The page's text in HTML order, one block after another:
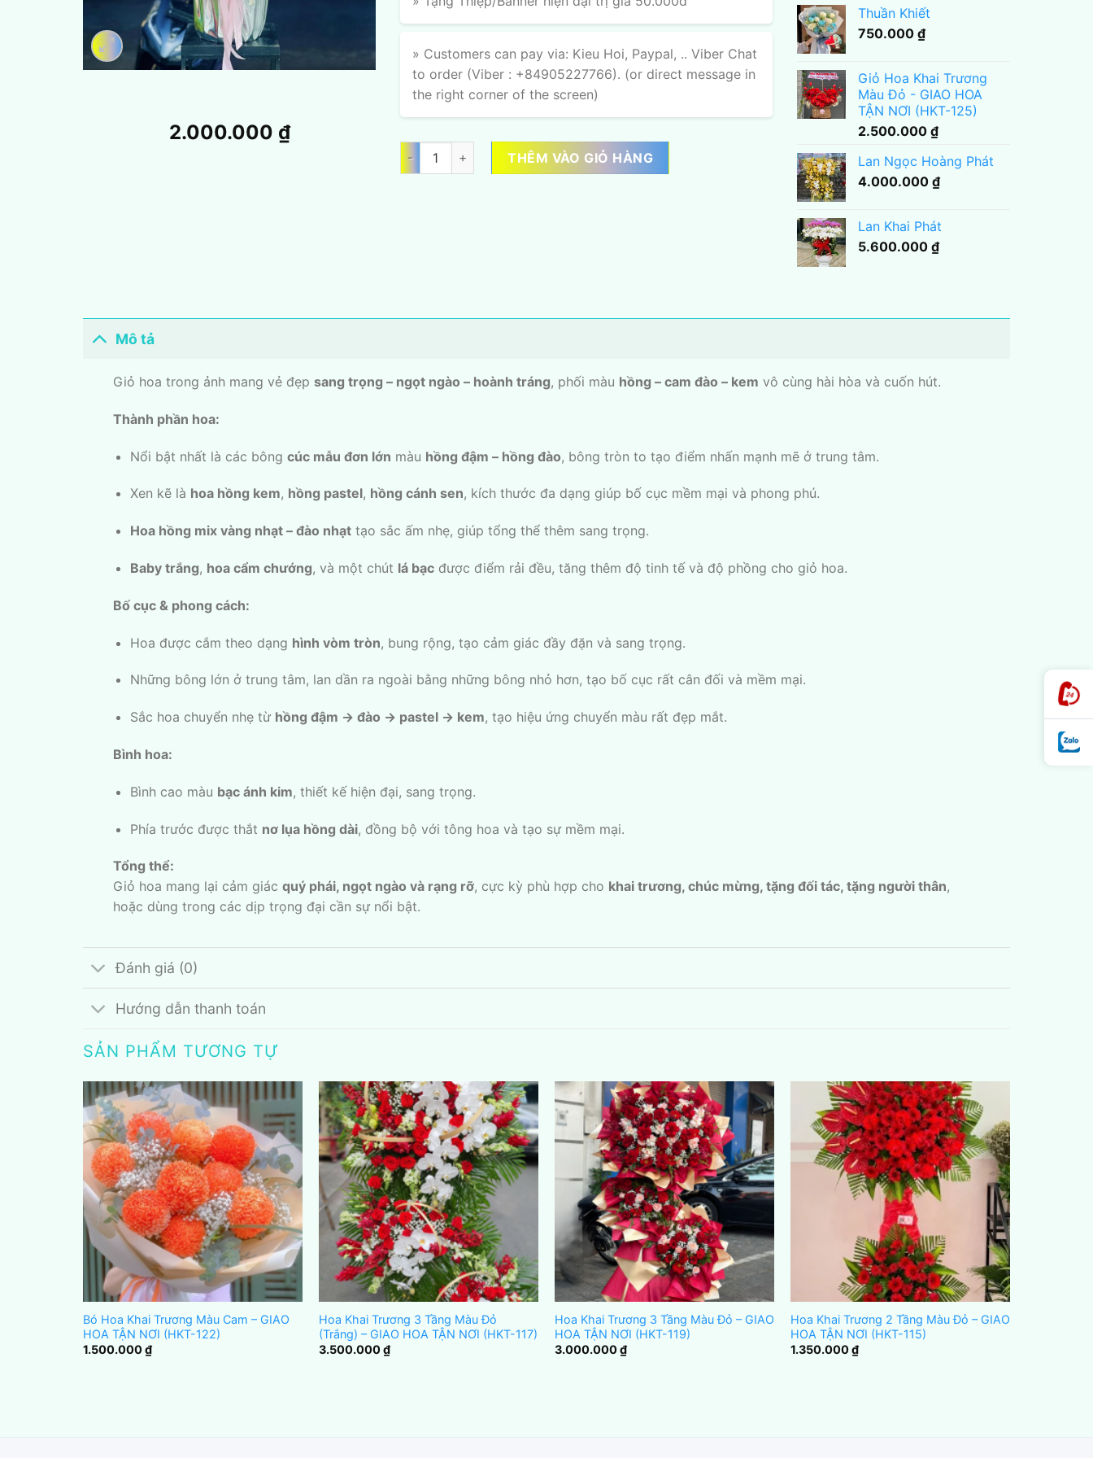
2.000.000 ₫
» Customers can pay via: Kieu Hoi, Paypal, .. Viber Chat
to order (Viber : +84905227766). (or direct message in
the right corner of the screen)
Hương Sắc Đào số lượngTHÊM VÀO GIỎ HÀNG
Thuần Khiết
750.000 ₫
Giỏ Hoa Khai Trương
Màu Đỏ - GIAO HOA
TẬN NƠI (HKT-125)
2.500.000 ₫
Lan Ngọc Hoàng Phát
4.000.000 ₫
Lan Khai Phát
5.600.000 ₫
Mô tả
Giỏ hoa trong ảnh mang vẻ đẹp sang trọng – ngọt ngào – hoành tráng, phối màu hồng – cam đào – kem vô cùng hài hòa và cuốn hút.
Thành phần hoa:
Nổi bật nhất là các bông cúc mẫu đơn lớn màu hồng đậm – hồng đào, bông tròn to tạo điểm nhấn mạnh mẽ ở trung tâm.
Xen kẽ là hoa hồng kem, hồng pastel, hồng cánh sen, kích thước đa dạng giúp bố cục mềm mại và phong phú.
Hoa hồng mix vàng nhạt – đào nhạttạo sắc ấm nhẹ, giúp tổng thể thêm sang trọng.
Baby trắng, hoa cẩm chướng, và một chút lá bạcđược điểm rải đều, tăng thêm độ tinh tế và độ phồng cho giỏ hoa.
Bố cục & phong cách:
Hoa được cắm theo dạng hình vòm tròn, bung rộng, tạo cảm giác đầy đặn và sang trọng.
Những bông lớn ở trung tâm, lan dần ra ngoài bằng những bông nhỏ hơn, tạo bố cục rất cân đối và mềm mại.
Sắc hoa chuyển nhẹ từ hồng đậm → đào → pastel → kem, tạo hiệu ứng chuyển màu rất đẹp mắt.
Bình hoa:
Bình cao màu bạc ánh kim, thiết kế hiện đại, sang trọng.
Phía trước được thắt nơ lụa hồng dài, đồng bộ với tông hoa và tạo sự mềm mại.
Tổng thể:
Giỏ hoa mang lại cảm giác quý phái, ngọt ngào và rạng rỡ, cực kỳ phù hợp cho khai trương, chúc mừng, tặng đối tác, tặng người thân,
hoặc dùng trong các dịp trọng đại cần sự nổi bật.
Đánh giá (0)
Hướng dẫn thanh toán
SẢN PHẨM TƯƠNG TỰ
Bó Hoa Khai Trương Màu Cam – GIAO
HOA TẬN NƠI (HKT-122)
1.500.000₫
Hoa Khai Trương 3 Tầng Màu Đỏ
(Trắng) – GIAO HOA TẬN NƠI (HKT-117)
3.500.000₫
Hoa Khai Trương 3 Tầng Màu Đỏ – GIAO
HOA TẬN NƠI (HKT-119)
3.000.000₫
Hoa Khai Trương 2 Tầng Màu Đỏ – GIAO
HOA TẬN NƠI (HKT-115)
1.350.000₫